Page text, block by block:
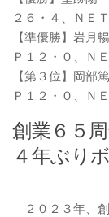
２６・４、ＮＥ
【準優勝】岩月
Ｐ１２・０、Ｎ
【第３位】岡部
Ｐ１２・０、Ｎ
創業６５
４年ぶり
２０２３年、